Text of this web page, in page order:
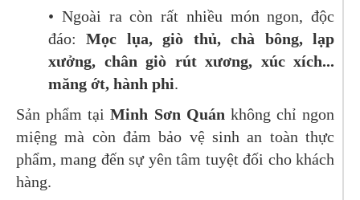
• Ngoài ra còn rất nhiều món ngon, độc
đáo:Mọc lụa, giò thủ, chà bông, lạp
xưởng, chân giò rút xương, xúc xích...
măng ớt, hành phi.
Sản phẩm tạiMinh Sơn Quán không chỉ ngon
miệng mà còn đảm bảo vệ sinh an toàn thực
phẩm, mang đến sự yên tâm tuyệt đối cho khách
hàng.